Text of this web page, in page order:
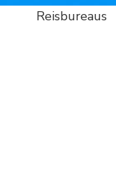
Reisbureaus